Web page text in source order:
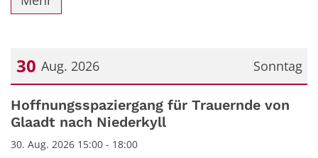
Sonntag
30 Aug. 2026
Datum: 30. August 2026
Hoffnungsspaziergang für Trauernde von
Glaadt nach Niederkyll
30. Aug. 2026 15:00 - 18:00